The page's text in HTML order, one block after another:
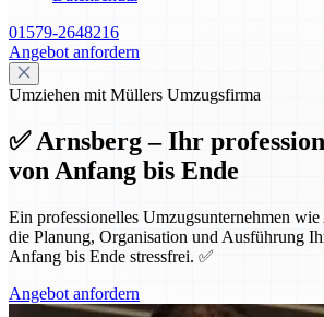
01579-2648216
Angebot anfordern
Umziehen mit Müllers Umzugsfirma
✅ Arnsberg – Ihr
von Anfang bis Ende
Ein professionelles Umzugsunternehmen
die Planung, Organisation und Ausführung
Anfang bis Ende stressfrei. ✅
Angebot anfordern